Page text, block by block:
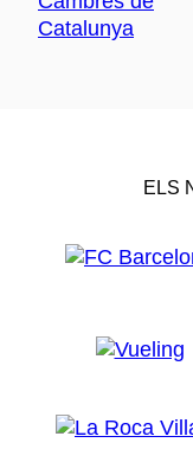
ELS